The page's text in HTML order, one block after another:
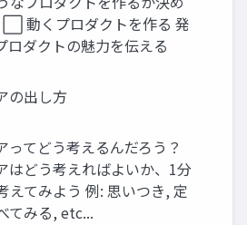
⬜ 動くプロダクトを作る 発
ロダクトの魅⼒を伝える
の出し⽅
ってどう考えるんだろう？
はどう考えればよいか、1分
えてみよう 例: 思いつき, 定
てみる, etc...